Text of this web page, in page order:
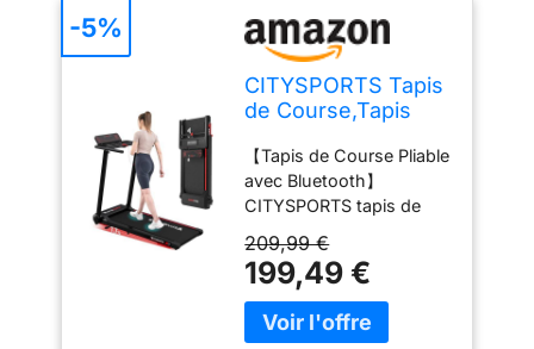
CITYSPORTS Tapis
de Course,Tapis
km/h,avec
Affichage LED,APP
et 360° Tablet
Holder,Walking Pad
Compact pour la
Maison et Le
Bureau (Black &
Red)
【Tapis de Course Pliable
avec Bluetooth】
CITYSPORTS tapis de
professionnelle de tapis
de course pour la
maison. Notre tapis de
course pliable est équipé
209,99 €
199,49 €
-5%